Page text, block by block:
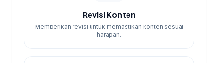
Revisi Konten
Memberikan revisi untuk memastikan konten sesuai
harapan.